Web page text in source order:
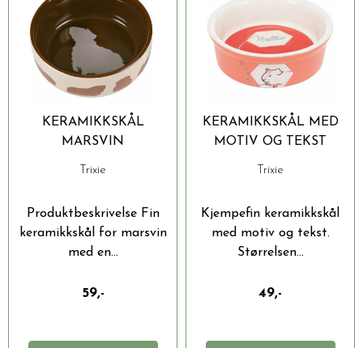
KERAMIKKSKÅL
MARSVIN
Trixie
Produktbeskrivelse Fin
keramikkskål for marsvin
med en...
59,-
KERAMIKKSKÅL MED
MOTIV OG TEKST
240ML
Trixie
Kjempefin keramikkskål
med motiv og tekst.
Størrelsen...
49,-